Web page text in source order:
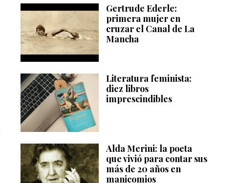
Gertrude Ederle:
primera mujer en
cruzar el Canal de La
Mancha
Literatura feminista:
diez libros
imprescindibles
Alda Merini: la poeta
que vivió para contar sus
más de 20 años en
manicomios